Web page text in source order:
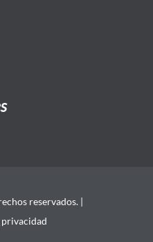
reservados. |